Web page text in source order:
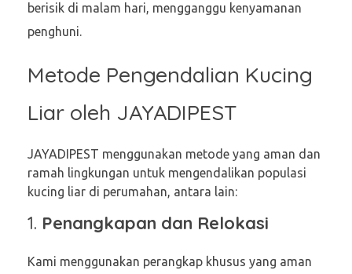
berisik di malam hari, mengganggu kenyamanan
penghuni.
Metode Pengendalian Kucing
Liar oleh JAYADIPEST
JAYADIPEST menggunakan metode yang aman dan
ramah lingkungan untuk mengendalikan populasi
kucing liar di perumahan, antara lain:
1. Penangkapan dan Relokasi
Kami menggunakan perangkap khusus yang aman